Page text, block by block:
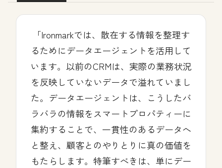
「Ironmarkでは、散在する情報を整理す
るためにデータエージェントを活用して
います。以前のCRMは、実際の業務状況
を反映していないデータで溢れていまし
た。データエージェントは、こうしたバ
ラバラの情報をスマートプロパティーに
集約することで、一貫性のあるデータへ
と整え、顧客とのやりとりに真の価値を
もたらします。特筆すべきは、単にデー